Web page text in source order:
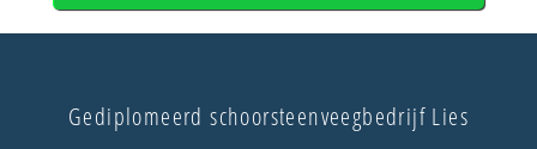
Gediplomeerd schoorsteenveegbedrijf Lies